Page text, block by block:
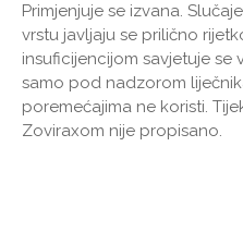
Primjenjuje se izvana.
vrstu javljaju se prilično
insuficijencijom savjetuje se
samo pod nadzorom
poremećajima ne koristi.
Zoviraxom nije propisano.